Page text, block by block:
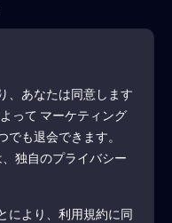
、あなたは同意します
って マーケティング
も退会できます。
独自のプライバシー
により、利用規約に同